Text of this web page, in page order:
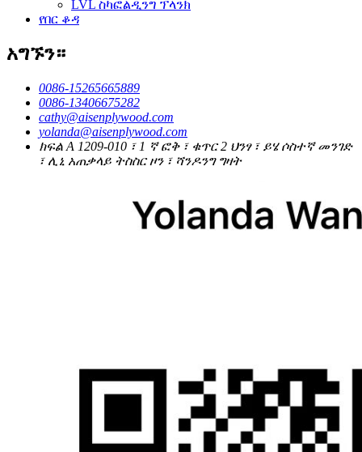
LVL ስካፎልዲንግ ፕላንክ
የበር ቆዳ
አግኙን።
0086-15265665889
0086-13406675282
cathy@aisenplywood.com
yolanda@aisenplywood.com
ክፍል A 1209-010 ፣ 1 ኛ ፎቅ ፣ ቁጥር 2 ህንፃ ፣ ይሄ ሶስተኛ መንገድ
፣ ሊኒ አጠቃላይ ትስስር ዞን ፣ ሻንዶንግ ግዛት